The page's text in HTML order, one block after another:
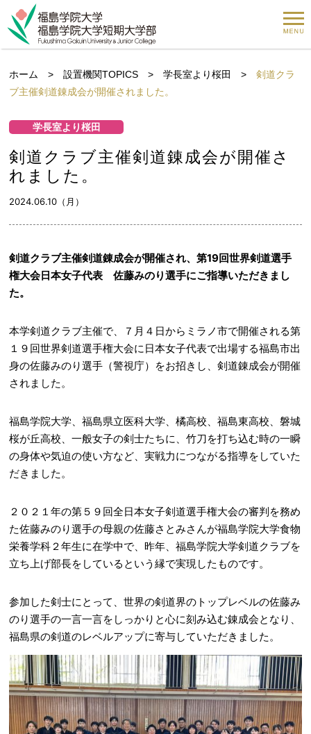
ホーム >設置機関TOPICS >学長室より桜田 >剣道クラ
ブ主催剣道錬成会が開催されました。
学長室より桜田
剣道クラブ主催剣道錬成会が開催さ
れました。
2024.06.10（月）
剣道クラブ主催剣道錬成会が開催され、第19回世界剣道選手
権大会日本女子代表 佐藤みのり選手にご指導いただきまし
た。
本学剣道クラブ主催で、７月４日からミラノ市で開催される第
１９回世界剣道選手権大会に日本女子代表で出場する福島市出
身の佐藤みのり選手（警視庁）をお招きし、剣道錬成会が開催
されました。
福島学院大学、福島県立医科大学、橘高校、福島東高校、磐城
桜が丘高校、一般女子の剣士たちに、竹刀を打ち込む時の一瞬
の身体や気迫の使い方など、実戦力につながる指導をしていた
だきました。
２０２１年の第５９回全日本女子剣道選手権大会の審判を務め
た佐藤みのり選手の母親の佐藤さとみさんが福島学院大学食物
栄養学科２年生に在学中で、昨年、福島学院大学剣道クラブを
立ち上げ部長をしているという縁で実現したものです。
参加した剣士にとって、世界の剣道界のトップレベルの佐藤み
のり選手の一言一言をしっかりと心に刻み込む錬成会となり、
福島県の剣道のレベルアップに寄与していただきました。